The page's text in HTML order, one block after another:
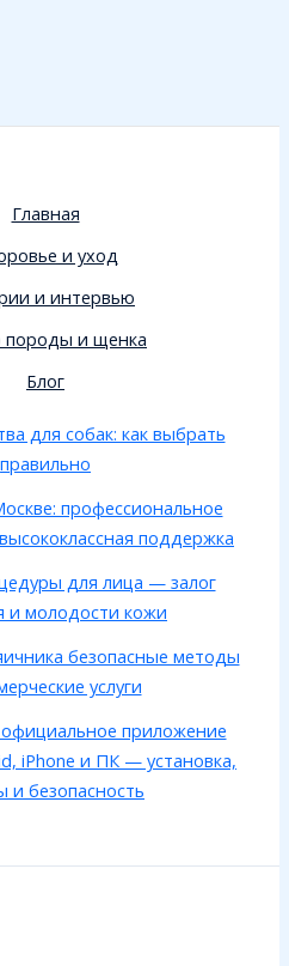
Главная
и уход
и интервью
и щенка
Блог
для собак: как выбрать
правильно
профессиональное
поддержка
для лица — залог
и молодости кожи
безопасные методы
услуги
приложение
iPhone и ПК — установка,
и безопасность